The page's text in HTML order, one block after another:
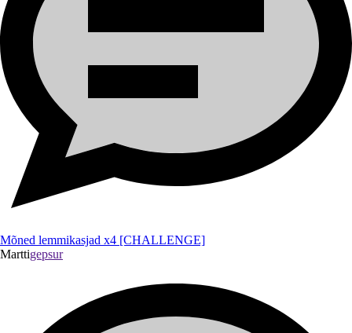
Mõned lemmikasjad x4 [CHALLENGE]
Marttigepsur